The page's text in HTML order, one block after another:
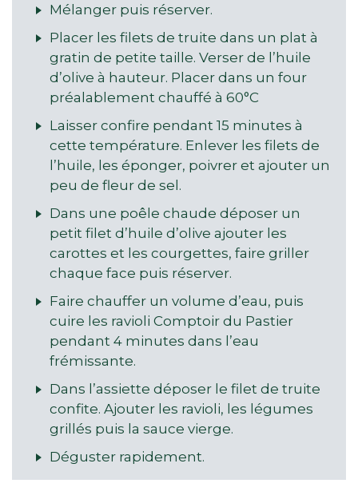
Mélanger puis réserver.
Placer les filets de truite dans un plat à
gratin de petite taille. Verser de l’huile
d’olive à hauteur. Placer dans un four
préalablement chauffé à 60°C
Laisser confire pendant 15 minutes à
cette température. Enlever les filets de
l’huile, les éponger, poivrer et ajouter un
peu de fleur de sel.
Dans une poêle chaude déposer un
petit filet d’huile d’olive ajouter les
carottes et les courgettes, faire griller
chaque face puis réserver.
Faire chauffer un volume d’eau, puis
cuire les ravioli Comptoir du Pastier
pendant 4 minutes dans l’eau
frémissante.
Dans l’assiette déposer le filet de truite
confite. Ajouter les ravioli, les légumes
grillés puis la sauce vierge.
Déguster rapidement.